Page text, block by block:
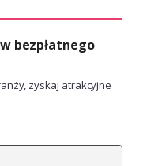
bezpłatnego
zyskaj atrakcyjne